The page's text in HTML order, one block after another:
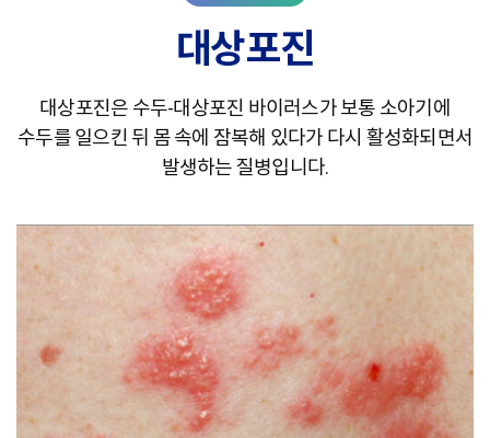
대상포진
대상포진은 수두-대상포진 바이러스가 보통 소아기에
수두를 일으킨 뒤 몸 속에 잠복해 있다가 다시 활성화되면서
발생하는 질병입니다.